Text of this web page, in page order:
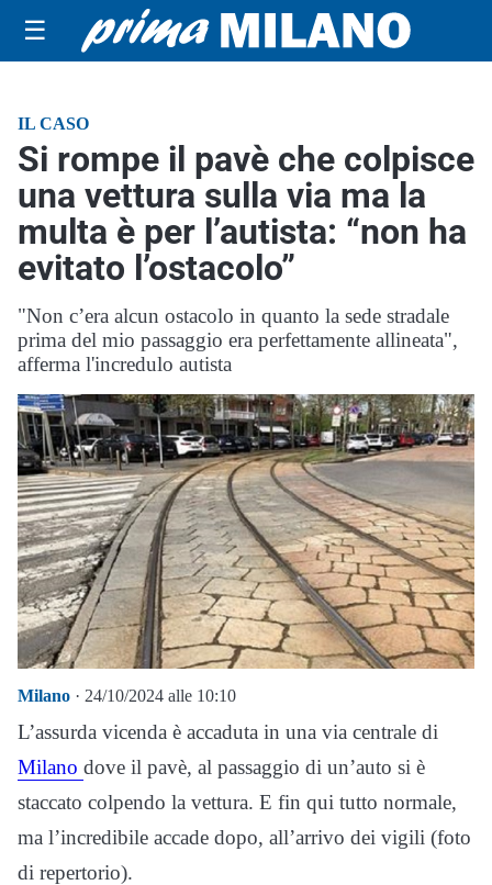
☰
IL CASO
Si rompe il pavè che colpisce
una vettura sulla via ma la
multa è per l’autista: “non ha
evitato l’ostacolo”
"Non c’era alcun ostacolo in quanto la sede stradale
prima del mio passaggio era perfettamente allineata",
afferma l'incredulo autista
Milano · 24/10/2024 alle 10:10
L’assurda vicenda è accaduta in una via centrale di
Milano dove il pavè, al passaggio di un’auto si è
staccato colpendo la vettura. E fin qui tutto normale,
ma l’incredibile accade dopo, all’arrivo dei vigili (foto
di repertorio).